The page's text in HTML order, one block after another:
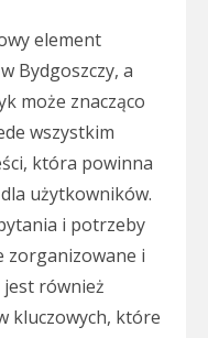
element
Bydgoszczy, a
może znacząco
wszystkim
która powinna
użytkowników.
i potrzeby
zorganizowane i
jest również
kluczowych, które